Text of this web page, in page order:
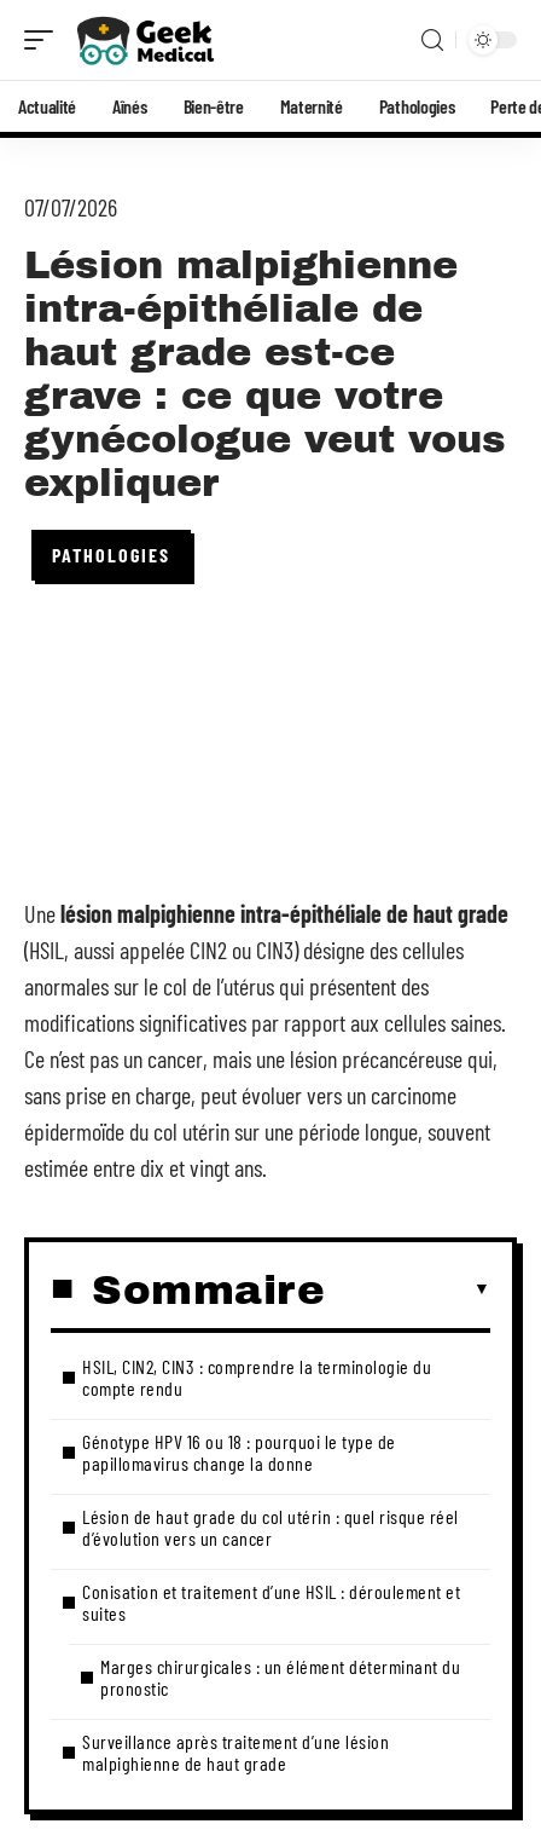
Actualité Aînés Bien-être Maternité Pathologies Perte
07/07/2026
Lésion malpighienne
intra-épithéliale de
haut grade est-ce
grave : ce que votre
gynécologue veut vous
expliquer
PATHOLOGIES
Unelésion malpighienne intra-épithéliale de haut grade
(HSIL, aussi appelée CIN2 ou CIN3) désigne des cellules
anormales sur le col de l’utérus qui présentent des
modifications significatives par rapport aux cellules saines.
Ce n’est pas un cancer, mais une lésion précancéreuse qui,
sans prise en charge, peut évoluer vers un carcinome
épidermoïde du col utérin sur une période longue, souvent
estimée entre dix et vingt ans.
Sommaire
HSIL, CIN2, CIN3 : comprendre la terminologie du
compte rendu
Génotype HPV 16 ou 18 : pourquoi le type de
papillomavirus change la donne
Lésion de haut grade du col utérin : quel risque réel
d’évolution vers un cancer
Conisation et traitement d’une HSIL : déroulement et
suites
Marges chirurgicales : un élément déterminant du
pronostic
Surveillance après traitement d’une lésion
malpighienne de haut grade